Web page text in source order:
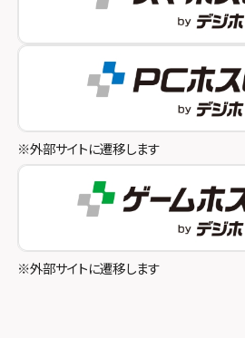
スマホスピタルオリナス錦糸町
スマホスピタル テルル成増
スマホスピタル池袋
スマホスピタル八王子
スマホスピタル町田
スマホスピタル吉祥寺
スマホスピタル立川
スマホスピタル伊丹
スマホスピタル奈良生駒
スマホスピタル和歌山
※外部サイトに遷移します
※外部サイトに遷移します